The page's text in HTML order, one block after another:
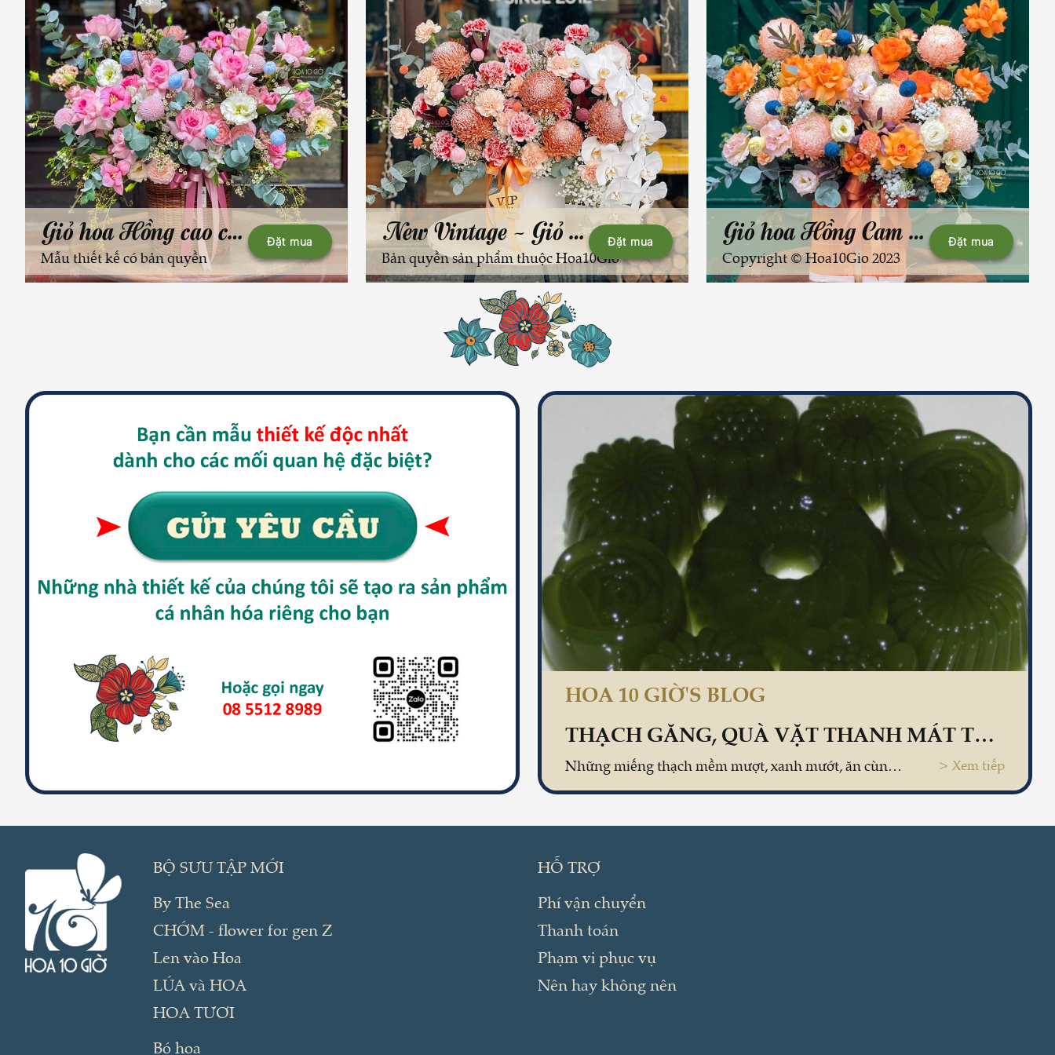
Giỏ hoa Hồng cao cấp Đặt mua
Mẫu thiết kế có bản quyền
New Vintage - Giỏ hoa Đặt mua
Bản quyền sản phẩm thuộc Hoa10Giờ
Giỏ hoa Hồng Cam + Cúc Mẫu đơn Đặt mua
Copyright © Hoa10Gio 2023
HOA 10 GIỜ'S BLOG
Những miếng thạch mềm mượt, xanh mướt, ăn cùng nước đường ngọt dịu như tan chảy nơi đầu lưỡi, thường được xem là món giải khát lý tưởng trong mùa hè. > Xem tiếp
CHỚM - flower for gen Z
Len vào Hoa
LÚA và HOA
HOA TƯƠI
Thanh toán
Phạm vi phục vụ
Nên hay không nên